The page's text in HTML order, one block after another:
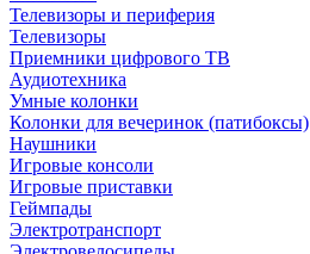
Телевизоры и периферия
Телевизоры
Приемники цифрового ТВ
Аудиотехника
Умные колонки
Колонки для вечеринок (патибоксы)
Наушники
Игровые консоли
Игровые приставки
Геймпады
Электротранспорт